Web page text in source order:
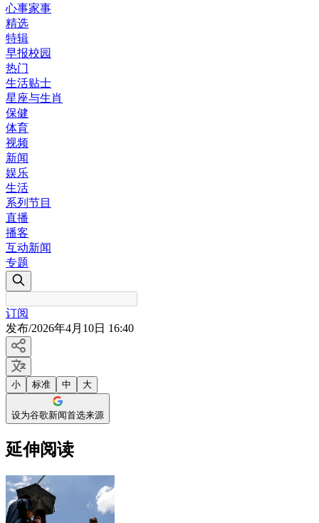
心事家事
精选
特辑
早报校园
热门
生活贴士
星座与生肖
保健
体育
视频
新闻
娱乐
生活
系列节目
直播
播客
互动新闻
专题
订阅
发布/2026年4月10日 16:40
小 标准 中 大
设为谷歌新闻首选来源
延伸阅读